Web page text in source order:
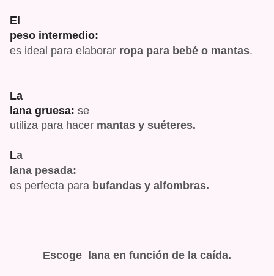
El
peso intermedio:
es ideal para elaborar ropa para bebé o mantas.
La
lana gruesa: se
utiliza para hacer mantas y suéteres.
La
lana pesada:
es perfecta para bufandas y alfombras.
Escoge lana en función de la caída.